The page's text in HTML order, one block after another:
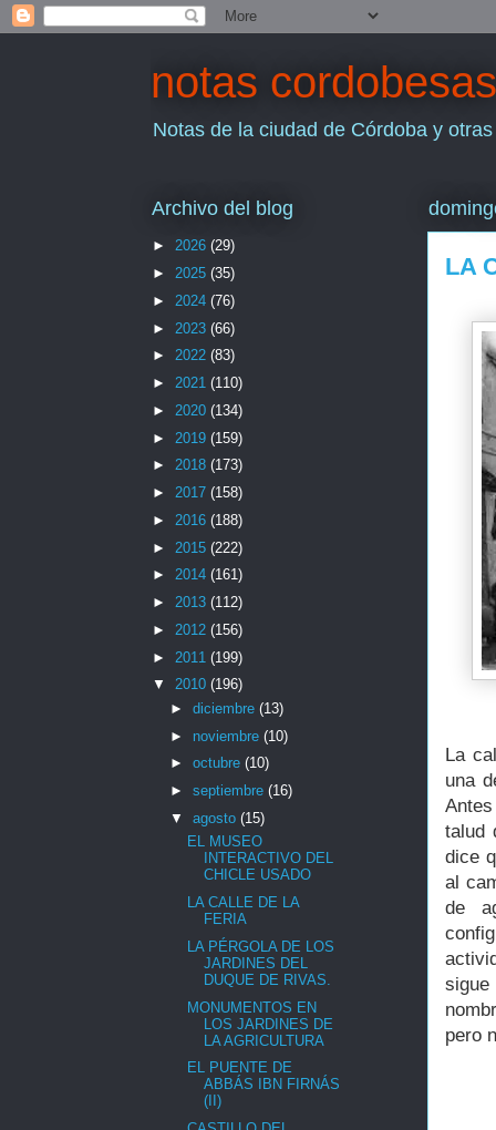
notas cordobesas
Notas de la ciudad de Córdoba y
LA
La
una
talud
dice
al
de
pero
Archivo del blog
► 2026 (29)
► 2025 (35)
► 2024 (76)
► 2023 (66)
► 2022 (83)
► 2021 (110)
► 2020 (134)
► 2019 (159)
► 2018 (173)
► 2017 (158)
► 2016 (188)
► 2015 (222)
► 2014 (161)
► 2013 (112)
► 2012 (156)
► 2011 (199)
▼ 2010 (196)
► diciembre (13)
► noviembre (10)
► octubre (10)
► septiembre (16)
▼ agosto (15)
EL MUSEO
INTERACTIVO DEL
CHICLE USADO
LA CALLE DE LA
FERIA
LA PÉRGOLA DE LOS
JARDINES DEL
DUQUE DE RIVAS.
MONUMENTOS EN
LOS JARDINES DE
LA AGRICULTURA
EL PUENTE DE
ABBÁS IBN FIRNÁS
(II)